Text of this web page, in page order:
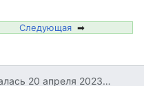
Следующая ➡
Последний раз редактировалась 20 апреля 2023 в 14:31